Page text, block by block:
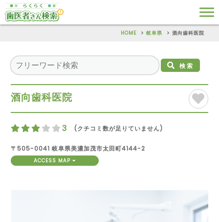
HOME 岐阜県 酒向歯科医院
検索
酒向歯科医院
3 (クチコミ数が足りていません)
〒505-0041 岐阜県美濃加茂市太田町4144-2
ACCESS MAP